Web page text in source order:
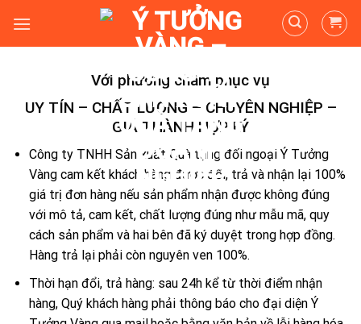
content
Với phương châm phục vụ
UY TÍN – CHẤT LƯỢNG – CHUYÊN NGHIỆP –
GIÁ THÀNH HỢP LÝ
Công ty TNHH Sản xuất Quà tặng đối ngoại Ý Tưởng
Vàng cam kết khách hàng được đổi, trả và nhận lại 100%
giá trị đơn hàng nếu sản phẩm nhận được không đúng
với mô tả, cam kết, chất lượng đúng như mẫu mã, quy
cách sản phẩm và hai bên đã ký duyệt trong hợp đồng.
Hàng trả lại phải còn nguyên ven 100%.
Thời hạn đổi, trả hàng: sau 24h kể từ thời điểm nhận
hàng, Quý khách hàng phải thông báo cho đại diện Ý